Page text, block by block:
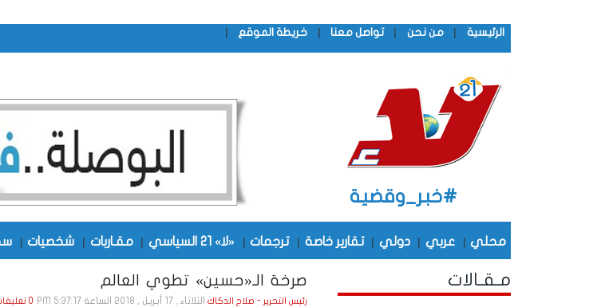
الرئيسية | من نحن | تواصل معنا | خريطة الموقع |
#خبر_وقضية
محلي | عربي | دولي | تقارير خاصة | ترجمات | «لا» 21 السياسي | مقـاربات | شخصيات |
صرخة الـ«حسين» تطوي العالم
رئيس التحرير - صلاح الدكاكالثلاثاء , 17 أبـريـل , 2018 الساعة 5:37:17 PM 0 تعليقات
مـقـالات